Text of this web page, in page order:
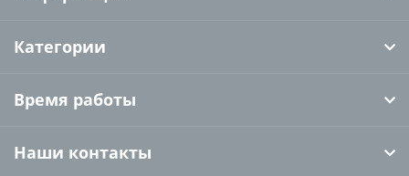
Категории
Время работы
Наши контакты